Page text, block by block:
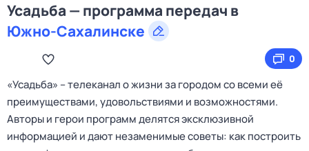
Усадьба — программа передач в
Южно-Сахалинске
0
«Усадьба» – телеканал о жизни за городом со всеми её
преимуществами, удовольствиями и возможностями.
Авторы и герои программ делятся эксклюзивной
информацией и дают незаменимые советы: как построить